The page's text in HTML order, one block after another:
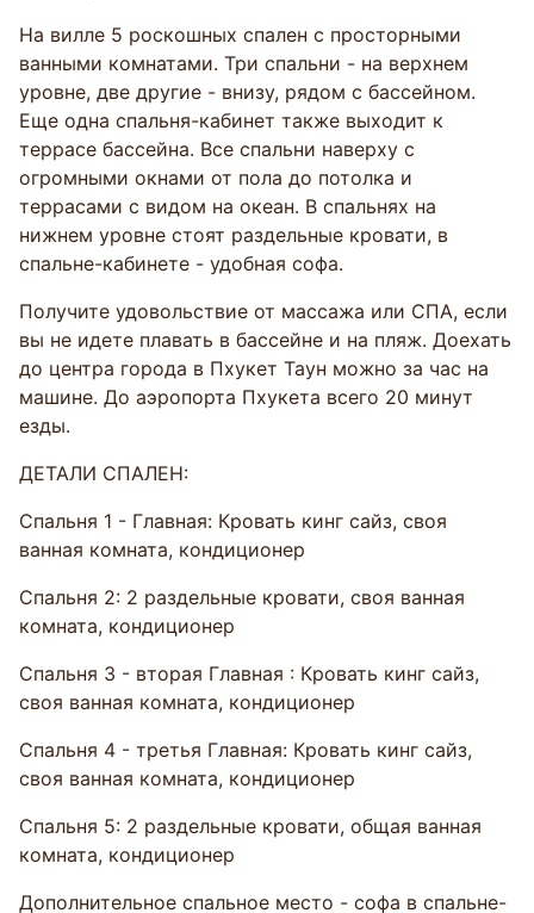
На вилле 5 роскошных спален с просторными
ванными комнатами. Три спальни - на верхнем
уровне, две другие - внизу, рядом с бассейном.
Еще одна спальня-кабинет также выходит к
террасе бассейна. Все спальни наверху с
огромными окнами от пола до потолка и
террасами с видом на океан. В спальнях на
нижнем уровне стоят раздельные кровати, в
спальне-кабинете - удобная софа.
Получите удовольствие от массажа или СПА, если
вы не идете плавать в бассейне и на пляж. Доехать
до центра города в Пхукет Таун можно за час на
машине. До аэропорта Пхукета всего 20 минут
езды.
ДЕТАЛИ СПАЛЕН:
Спальня 1 - Главная: Кровать кинг сайз, своя
ванная комната, кондиционер
Спальня 2: 2 раздельные кровати, своя ванная
комната, кондиционер
Спальня 3 - вторая Главная : Кровать кинг сайз,
своя ванная комната, кондиционер
Спальня 4 - третья Главная: Кровать кинг сайз,
своя ванная комната, кондиционер
Спальня 5: 2 раздельные кровати, общая ванная
комната, кондиционер
Дополнительное спальное место - софа в спальне-